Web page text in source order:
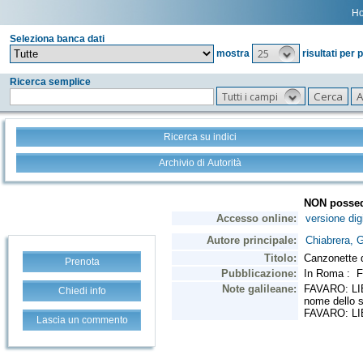
Seleziona banca dati
mostra
25 risultati per
Ricerca semplice
Tutti i campi
Ricerca su indici
Archivio di Autorità
Prenota
Chiedi info
Lascia un commento